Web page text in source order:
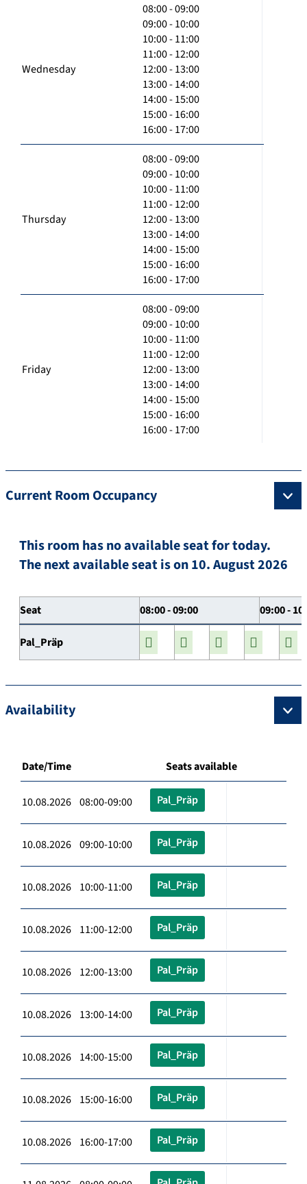
Wednesday
08:00 - 09:00
09:00 - 10:00
10:00 - 11:00
11:00 - 12:00
12:00 - 13:00
13:00 - 14:00
14:00 - 15:00
15:00 - 16:00
16:00 - 17:00
Thursday
08:00 - 09:00
09:00 - 10:00
10:00 - 11:00
11:00 - 12:00
12:00 - 13:00
13:00 - 14:00
14:00 - 15:00
15:00 - 16:00
16:00 - 17:00
Friday
08:00 - 09:00
09:00 - 10:00
10:00 - 11:00
11:00 - 12:00
12:00 - 13:00
13:00 - 14:00
14:00 - 15:00
15:00 - 16:00
16:00 - 17:00
Current Room Occupancy
This room has no available seat for today.
The next available seat is on 10. August 2026
Seat 08:00 - 09:00 09:00 -
Pal_Präp
Availability
Date/Time Seats available
10.08.2026 08:00-09:00 Pal_Präp
10.08.2026 09:00-10:00 Pal_Präp
10.08.2026 10:00-11:00 Pal_Präp
10.08.2026 11:00-12:00 Pal_Präp
10.08.2026 12:00-13:00 Pal_Präp
10.08.2026 13:00-14:00 Pal_Präp
10.08.2026 14:00-15:00 Pal_Präp
10.08.2026 15:00-16:00 Pal_Präp
10.08.2026 16:00-17:00 Pal_Präp